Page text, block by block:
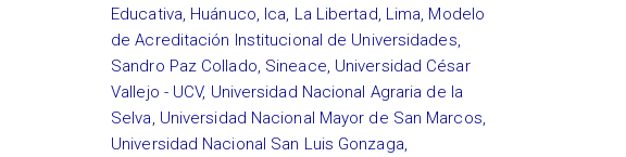
Educativa, Huánuco, Ica, La Libertad, Lima, Modelo
de Acreditación Institucional de Universidades,
Sandro Paz Collado, Sineace, Universidad César
Vallejo - UCV, Universidad Nacional Agraria de la
Selva, Universidad Nacional Mayor de San Marcos,
Universidad Nacional San Luis Gonzaga,